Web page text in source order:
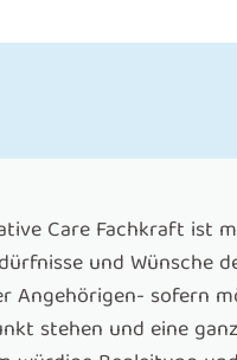
Care Fachkraft ist
und Wünsche
Angehörigen- sofern
stehen und eine